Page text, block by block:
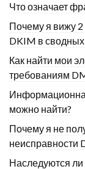
Что означает
Почему я вижу 2
DKIM в сводных
Как найти мои
требованиям
можно найти?
Почему я не
неисправности
Наследуются